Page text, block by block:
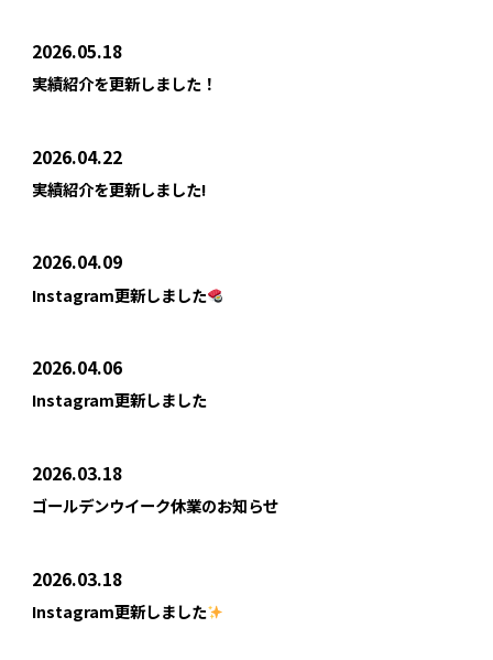
2026.05.18
実績紹介を更新しました！
2026.04.22
実績紹介を更新しました!
2026.04.09
Instagram更新しました
2026.04.06
Instagram更新しました
2026.03.18
ゴールデンウイーク休業のお知らせ
2026.03.18
Instagram更新しました